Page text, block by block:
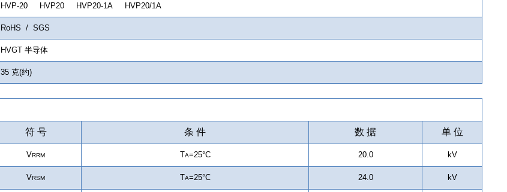
HVP-20 HVP20 HVP20-1A HVP20/1A
RoHS / SGS
HVGT 半导体
35 克(约)
符 号 条 件 数 据 单 位
VRRM TA=25°C 20.0 kV
VRSM TA=25°C 24.0 kV